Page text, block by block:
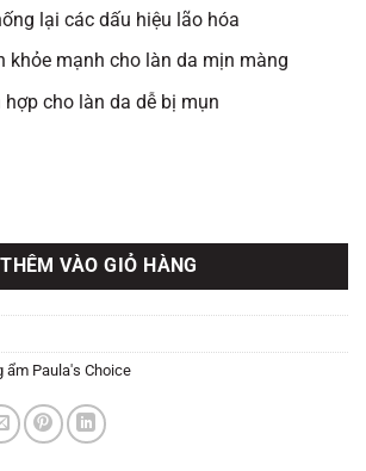
lại các dấu hiệu lão hóa
khỏe mạnh cho làn da mịn màng
cho làn da dễ bị mụn
số lượng
THÊM VÀO GIỎ HÀNG
ẩm Paula's Choice